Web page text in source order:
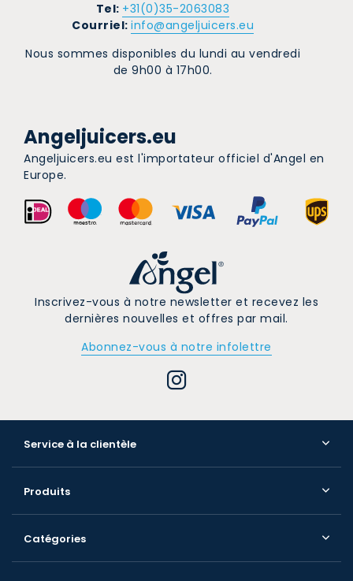
Tel: +31(0)35-2063083
Courriel: info@angeljuicers.eu
Nous sommes disponibles du lundi au vendredi
de 9h00 à 17h00.
Angeljuicers.eu
Angeljuicers.eu est l'importateur officiel d'Angel en
Europe.
Inscrivez-vous à notre newsletter et recevez les
dernières nouvelles et offres par mail.
Abonnez-vous à notre infolettre
Service à la clientèle
Produits
Catégories